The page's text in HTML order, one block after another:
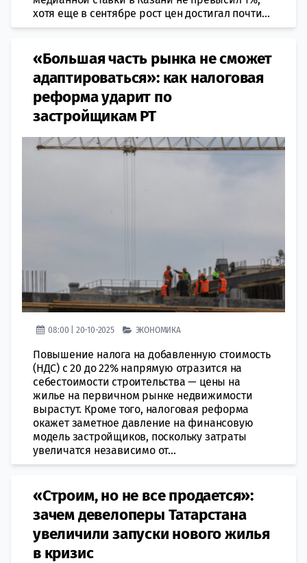
хотя еще в сентябре рост цен достигал почти...
«Большая часть рынка не сможет
адаптироваться»: как налоговая
реформа ударит по
застройщикам РТ
08:00 | 20-10-2025 ЭКОНОМИКА
Повышение налога на добавленную стоимость
(НДС) с 20 до 22% напрямую отразится на
себестоимости строительства — цены на
жилье на первичном рынке недвижимости
вырастут. Кроме того, налоговая реформа
окажет заметное давление на финансовую
модель застройщиков, поскольку затраты
увеличатся независимо от...
«Строим, но не все продается»:
зачем девелоперы Татарстана
увеличили запуски нового жилья
в кризис